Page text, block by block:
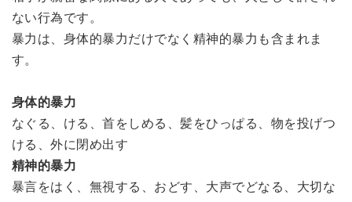
ない行為です。
暴力は、身体的暴力だけでなく精神的暴力も含まれま
す。
身体的暴力
なぐる、ける、首をしめる、髪をひっぱる、物を投げつ
ける、外に閉め出す
精神的暴力
暴言をはく、無視する、おどす、大声でどなる、大切な